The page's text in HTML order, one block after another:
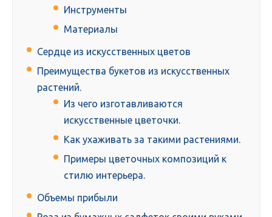
Инструменты
Материалы
Сердце из искусственных цветов
Преимущества букетов из искусственных
растений.
Из чего изготавливаются
искусственные цветочки.
Как ухаживать за такими растениями.
Примеры цветочных композиций к
стилю интерьера.
Объемы прибыли